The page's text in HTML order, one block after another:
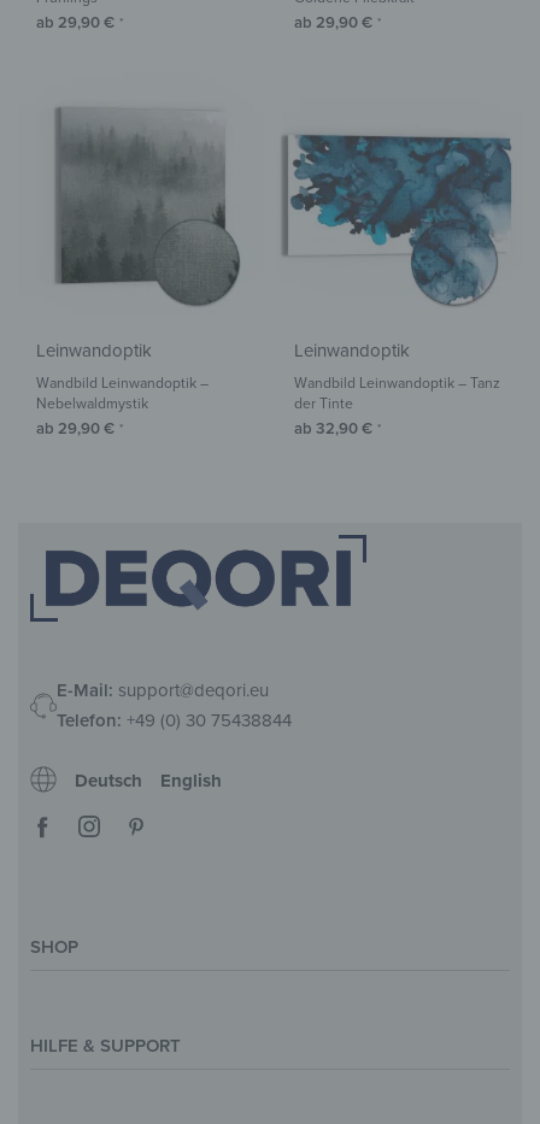
ab 29,90€ * ab 29,90€ *
Leinwandoptik
Wandbild Leinwandoptik –
Nebelwaldmystik
ab 29,90€ *
Leinwandoptik
Wandbild Leinwandoptik – Tanz
der Tinte
ab 32,90€ *
E-Mail: support@deqori.eu
Telefon: +49 (0) 30 75438844
Deutsch English
SHOP
Motive & Themenwelt
HILFE & SUPPORT